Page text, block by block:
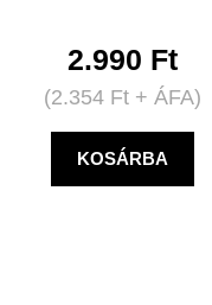
2.990 Ft
(2.354 Ft + ÁFA)
KOSÁRBA